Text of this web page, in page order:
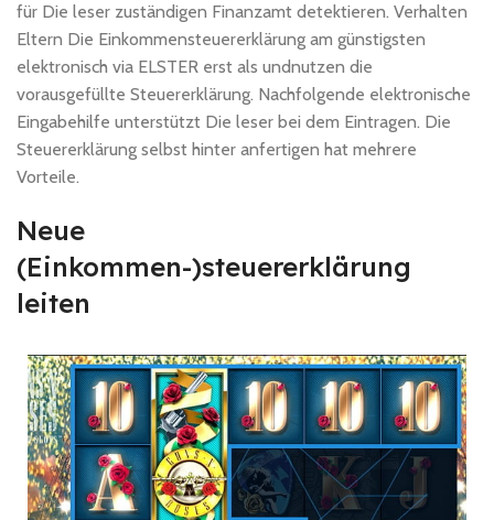
für Die leser zuständigen Finanzamt detektieren. Verhalten
Eltern Die Einkommensteuererklärung am günstigsten
elektronisch via ELSTER erst als undnutzen die
vorausgefüllte Steuererklärung. Nachfolgende elektronische
Eingabehilfe unterstützt Die leser bei dem Eintragen. Die
Steuererklärung selbst hinter anfertigen hat mehrere
Vorteile.
Neue
(Einkommen-)steuererklärung
leiten